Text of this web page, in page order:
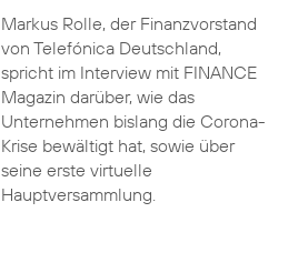
Markus Rolle, der Finanzvorstand
von Telefónica Deutschland,
spricht im Interview mit FINANCE
Magazin darüber, wie das
Unternehmen bislang die Corona-
Krise bewältigt hat, sowie über
seine erste virtuelle
Hauptversammlung.